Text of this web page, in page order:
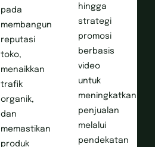
pada
membangun
reputasi
toko,
menaikkan
trafik
organik,
dan
memastikan
produk
hingga
strategi
promosi
berbasis
video
untuk
meningkatkan
penjualan
melalui
pendekatan